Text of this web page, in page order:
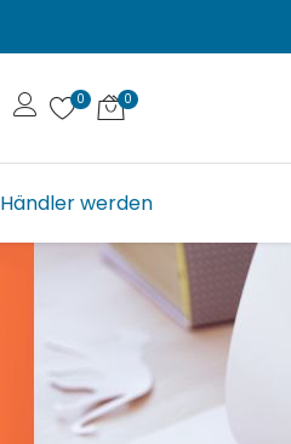
Händler werden